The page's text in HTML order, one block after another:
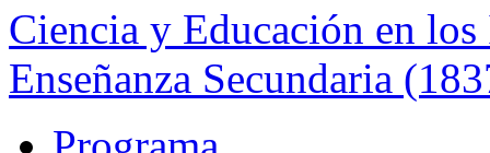
Ciencia y Educación en
Enseñanza Secundaria